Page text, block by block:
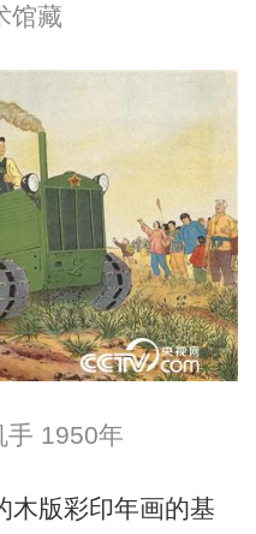
馆藏
手 1950年
版彩印年画的基